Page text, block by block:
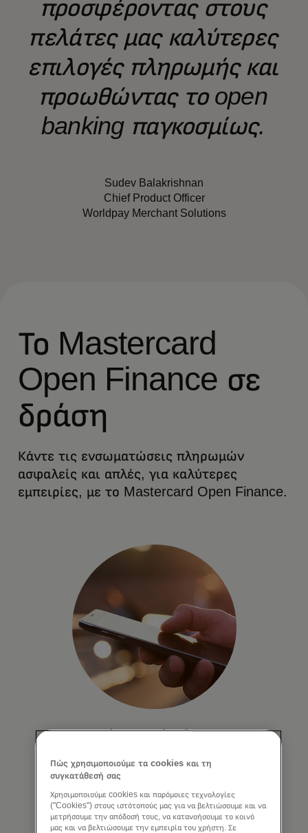
προσφέροντας στους
πελάτες μας καλύτερες
επιλογές πληρωμής και
προωθώντας το open
banking παγκοσμίως.
Sudev Balakrishnan
Chief Product Officer
Worldpay Merchant Solutions
Το Mastercard
Open Finance σε
δράση
Κάντε τις ενσωματώσεις πληρωμών
ασφαλείς και απλές, για καλύτερες
εμπειρίες, με το Mastercard Open Finance.
Προσφέρετε εύκολες,
πληρωμές.
Ενεργοποιήστε ασφαλείς, απλές και
απρόσκοπτες πληρωμές από λογαριασμό
σε λογαριασμό από οποιαδήποτε
Πώς χρησιμοποιούμε τα cookies και τη
συγκατάθεσή σας
Χρησιμοποιούμε cookies και παρόμοιες τεχνολογίες
("Cookies") στους ιστότοπούς μας για να βελτιώσουμε και να
μετρήσουμε την απόδοσή τους, να κατανοήσουμε το κοινό
μας και να βελτιώσουμε την εμπειρία του χρήστη. Σε